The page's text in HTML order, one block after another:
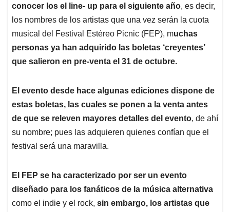
conocer los el line- up para el siguiente año, es decir,
los nombres de los artistas que una vez serán la cuota
musical del Festival Estéreo Picnic (FEP), muchas
personas ya han adquirido las boletas ‘creyentes’
que salieron en pre-venta el 31 de octubre.
El evento desde hace algunas ediciones dispone de
estas boletas, las cuales se ponen a la venta antes
de que se releven mayores detalles del evento, de ahí
su nombre; pues las adquieren quienes confían que el
festival será una maravilla.
El FEP se ha caracterizado por ser un evento
diseñado para los fanáticos de la música alternativa
como el indie y el rock, sin embargo, los artistas que